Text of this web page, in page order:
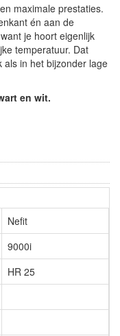
maximale prestaties.
én aan de
je hoort eigenlijk
temperatuur. Dat
in het bijzonder lage
en wit.
Nefit
9000i
HR 25